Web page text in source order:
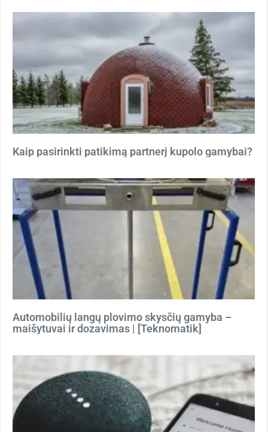
Kaip pasirinkti patikimą partnerį kupolo gamybai?
Automobilių langų plovimo skysčių gamyba –
maišytuvai ir dozavimas | [Teknomatik]